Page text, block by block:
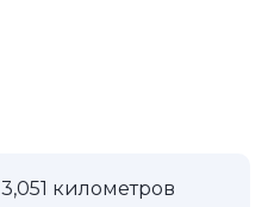
3,051 километров